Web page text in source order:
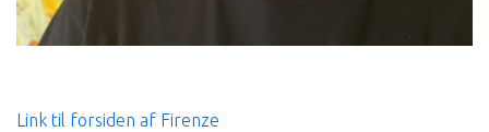
Link til forsiden af Firenze